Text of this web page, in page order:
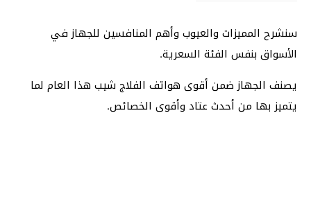
سنشرح المميزات والعيوب وأهم المنافسين للجهاز في
الأسواق بنفس الفئة السعرية.
يصنف الجهاز ضمن أقوى هواتف الفلاج شيب هذا العام لما
يتميز بها من أحدث عتاد وأقوى الخصائص.